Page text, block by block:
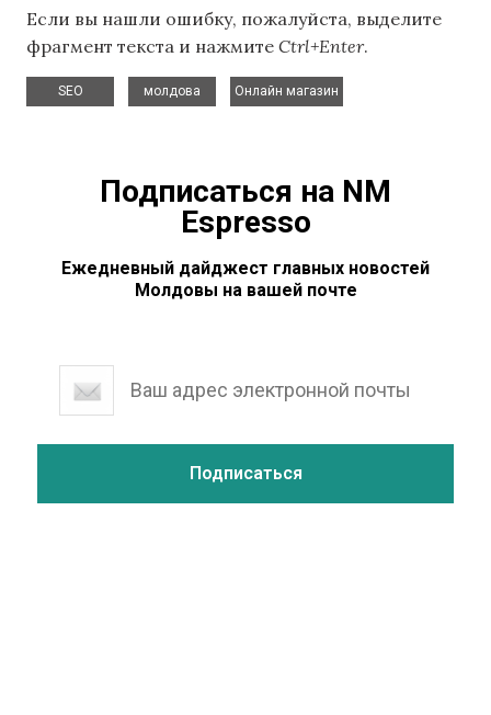
Если вы нашли ошибку, пожалуйста, выделите
фрагмент текста и нажмите Ctrl+Enter.
SEO
молдова
Онлайн магазин
Подписаться на NM
Espresso
Ежедневный дайджест главных новостей
Молдовы на вашей почте